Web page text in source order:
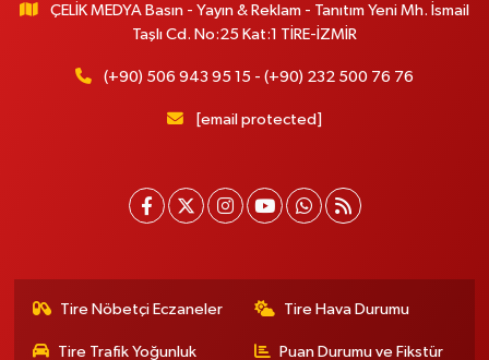
ÇELİK MEDYA Basın - Yayın & Reklam - Tanıtım Yeni Mh. İsmail
Taşlı Cd. No:25 Kat:1 TİRE-İZMİR
(+90) 506 943 95 15 - (+90) 232 500 76 76
[email protected]
Tire Nöbetçi Eczaneler Tire Hava Durumu
Tire Trafik Yoğunluk
Puan Durumu ve Fikstür